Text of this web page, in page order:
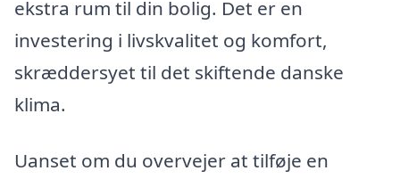
ekstra rum til din bolig. Det er en
investering i livskvalitet og komfort,
skræddersyet til det skiftende danske
klima.
Uanset om du overvejer at tilføje en